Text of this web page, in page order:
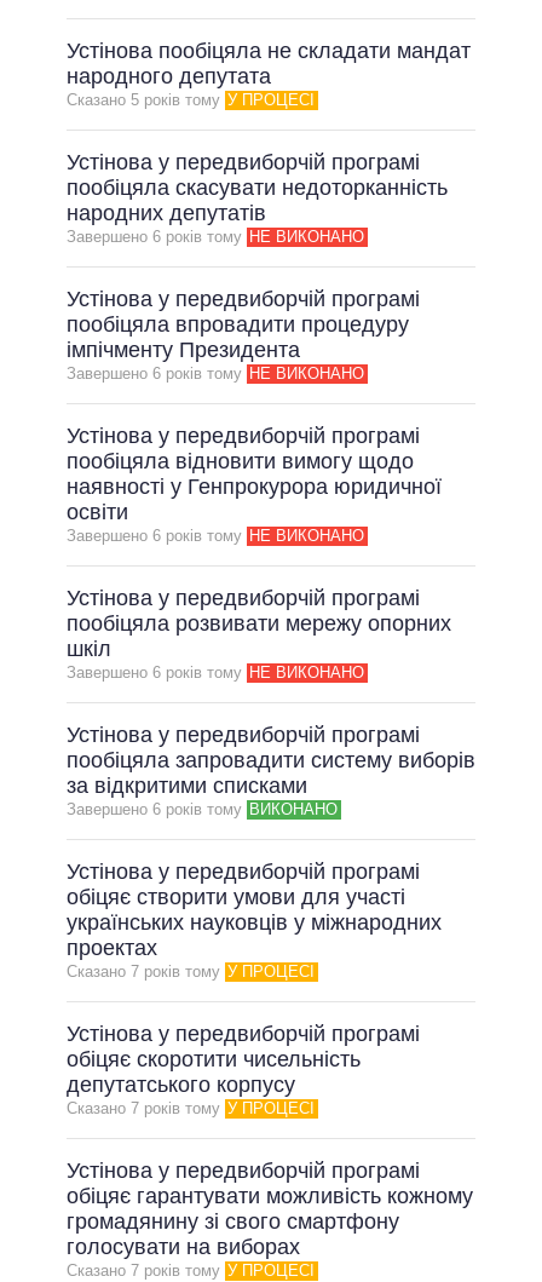
Устінова пообіцяла не складати мандат
народного депутата
Сказано 5 рокiв тому У ПРОЦЕСІ
Устінова у передвиборчій програмі
пообіцяла скасувати недоторканність
народних депутатів
Завершено 6 рокiв тому НЕ ВИКОНАНО
Устінова у передвиборчій програмі
пообіцяла впровадити процедуру
імпічменту Президента
Завершено 6 рокiв тому НЕ ВИКОНАНО
Устінова у передвиборчій програмі
пообіцяла відновити вимогу щодо
наявності у Генпрокурора юридичної
освіти
Завершено 6 рокiв тому НЕ ВИКОНАНО
Устінова у передвиборчій програмі
пообіцяла розвивати мережу опорних
шкіл
Завершено 6 рокiв тому НЕ ВИКОНАНО
Устінова у передвиборчій програмі
пообіцяла запровадити систему виборів
за відкритими списками
Завершено 6 рокiв тому ВИКОНАНО
Устінова у передвиборчій програмі
обіцяє створити умови для участі
українських науковців у міжнародних
проектах
Сказано 7 рокiв тому У ПРОЦЕСІ
Устінова у передвиборчій програмі
обіцяє скоротити чисельність
депутатського корпусу
Сказано 7 рокiв тому У ПРОЦЕСІ
Устінова у передвиборчій програмі
обіцяє гарантувати можливість кожному
громадянину зі свого смартфону
голосувати на виборах
Сказано 7 рокiв тому У ПРОЦЕСІ